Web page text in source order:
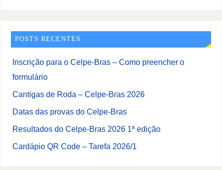
POSTS RECENTES
Inscrição para o Celpe-Bras – Como preencher o
formulário
Cantigas de Roda – Celpe-Bras 2026
Datas das provas do Celpe-Bras
Resultados do Celpe-Bras 2026 1ª edição
Cardápio QR Code – Tarefa 2026/1